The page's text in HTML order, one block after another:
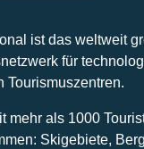
ist das weltweit
für
Tourismuszentren.
mehr als 1000
Skigebiete,